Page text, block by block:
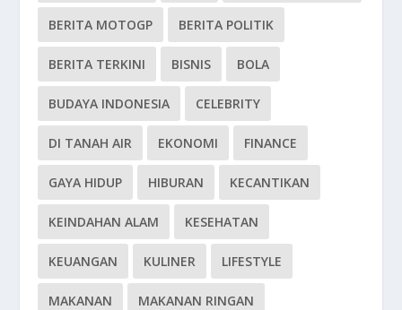
BERITA MOTOGP BERITA POLITIK
BERITA TERKINI BISNIS BOLA
BUDAYA INDONESIA CELEBRITY
DI TANAH AIR EKONOMI FINANCE
GAYA HIDUP HIBURAN KECANTIKAN
KEINDAHAN ALAM KESEHATAN
KEUANGAN KULINER LIFESTYLE
MAKANAN MAKANAN RINGAN